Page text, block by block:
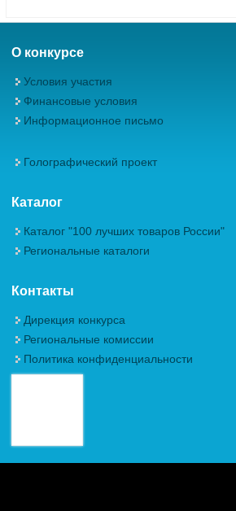
О конкурсе
Условия участия
Финансовые условия
Информационное письмо
Голографический проект
Каталог
Каталог "100 лучших товаров России"
Региональные каталоги
Контакты
Дирекция конкурса
Региональные комиссии
Политика конфиденциальности